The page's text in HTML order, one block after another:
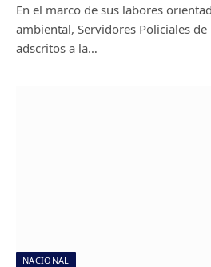
En el marco de sus labores
ambiental, Servidores Policiales de
adscritos a la…
NACIONAL